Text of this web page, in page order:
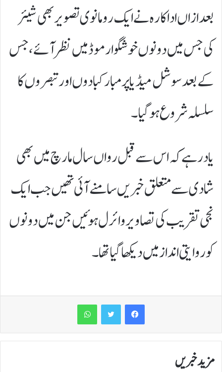
بعد ازاں اداکارہ نے ایک رومانوی تصویر بھی شیئر
کی جس میں دونوں خوشگوار موڈ میں نظر آئے، جس
کے بعد سوشل میڈیا پر مبارکبادوں اور تبصروں کا
سلسلہ شروع ہو گیا۔
یاد رہے کہ اس سے قبل رواں سال مارچ میں بھی
شادی سے متعلق خبریں سامنے آئی تھیں جب ایک
نجی تقریب کی تصاویر وائرل ہوئیں جن میں دونوں
کو روایتی انداز میں دیکھا گیا تھا۔
WhatsApp
مزید خبریں